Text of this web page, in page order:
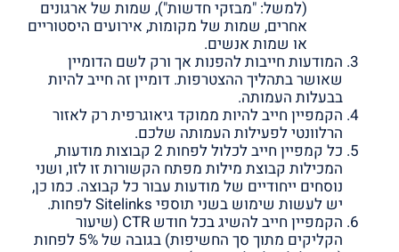
(למשל: "מבזקי חדשות"), שמות של ארגונים
אחרים, שמות של מקומות, אירועים היסטוריים
או שמות אנשים.
המודעות חייבות להפנות אך ורק לשם הדומיין
שאושר בתהליך ההצטרפות. דומיין זה חייב להיות
בבעלות העמותה.
הקמפיין חייב להיות ממוקד גיאוגרפית רק לאזור
הרלוונטי לפעילות העמותה שלכם.
כל קמפיין חייב לכלול לפחות 2 קבוצות מודעות,
המכילות קבוצת מילות מפתח הקשורות זו לזו, ושני
נוסחים ייחודיים של מודעות עבור כל קבוצה. כמו כן,
יש לעשות שימוש בשני תוספי Sitelinks לפחות.
הקמפיין חייב להשיג בכל חודש CTR (שיעור
הקליקים מתוך סך החשיפות) בגובה של 5% לפחות